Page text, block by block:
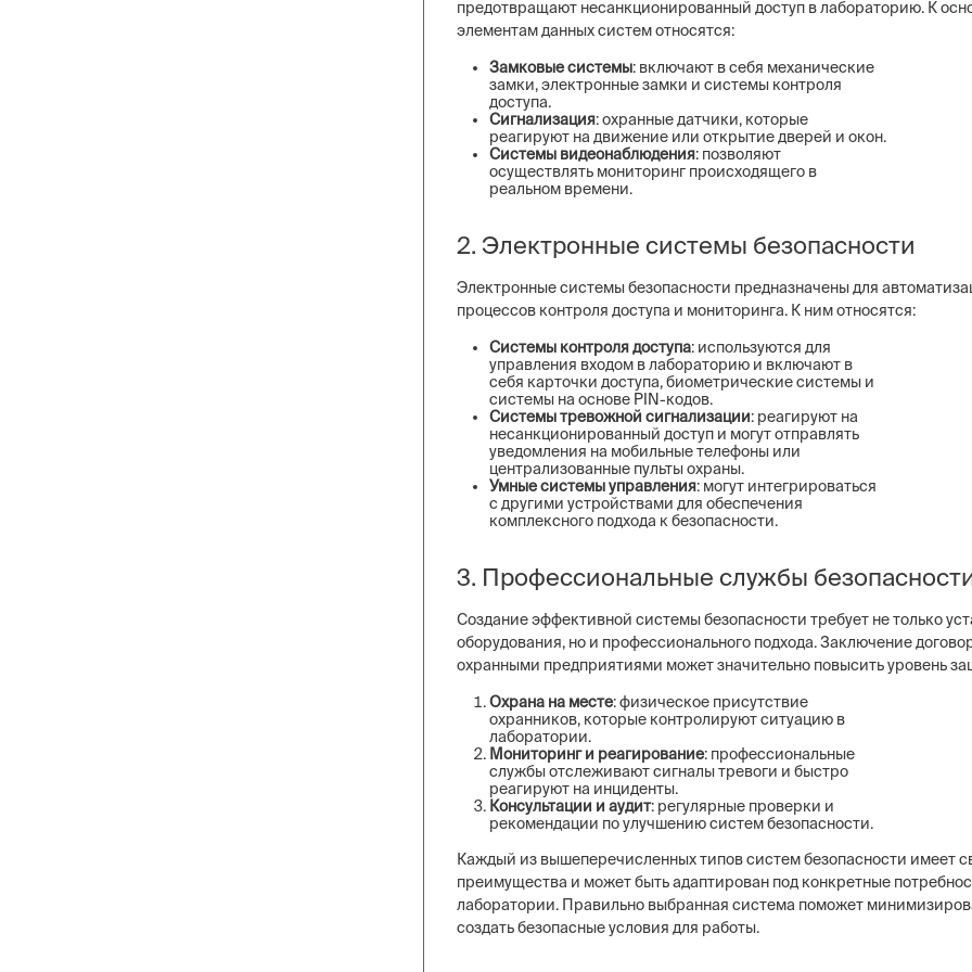
предотвращают несанкционированный доступ в лабораторию. К
элементам данных систем относятся:
Замковые системы: включают в себя механические
замки, электронные замки и системы контроля
доступа.
Сигнализация: охранные датчики, которые
реагируют на движение или открытие дверей и окон.
Системы видеонаблюдения: позволяют
осуществлять мониторинг происходящего в
реальном времени.
2. Электронные системы безопасности
Электронные системы безопасности предназначены для
процессов контроля доступа и мониторинга. К ним относятся:
Системы контроля доступа: используются для
управления входом в лабораторию и включают в
себя карточки доступа, биометрические системы и
системы на основе PIN-кодов.
Системы тревожной сигнализации: реагируют на
несанкционированный доступ и могут отправлять
уведомления на мобильные телефоны или
централизованные пульты охраны.
Умные системы управления: могут интегрироваться
с другими устройствами для обеспечения
комплексного подхода к безопасности.
3. Профессиональные службы
Создание эффективной системы безопасности требует не только
оборудования, но и профессионального подхода. Заключение
охранными предприятиями может значительно повысить уровень
Охрана на месте: физическое присутствие
охранников, которые контролируют ситуацию в
лаборатории.
Мониторинг и реагирование: профессиональные
службы отслеживают сигналы тревоги и быстро
реагируют на инциденты.
Консультации и аудит: регулярные проверки и
рекомендации по улучшению систем безопасности.
Каждый из вышеперечисленных типов систем безопасности имеет
преимущества и может быть адаптирован под конкретные
лаборатории. Правильно выбранная система поможет
создать безопасные условия для работы.